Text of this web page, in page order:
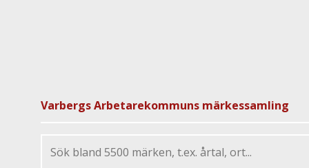
Varbergs Arbetarekommuns märkessamling